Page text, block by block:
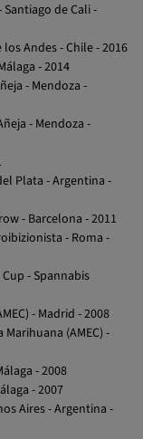
de Cali -
Andes - Chile - 2016
- 2014
- Mendoza -
- Mendoza -
Plata - Argentina -
- Barcelona - 2011
- Roma -
- Spannabis
- Madrid - 2008
(AMEC) -
- 2008
- 2007
Aires - Argentina -